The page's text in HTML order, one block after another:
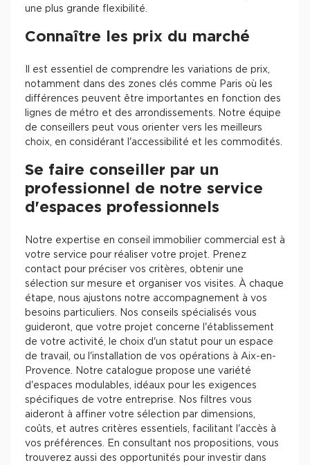
une plus grande flexibilité.
Connaître les prix du marché
Il est essentiel de comprendre les variations de prix,
notamment dans des zones clés comme Paris où les
différences peuvent être importantes en fonction des
lignes de métro et des arrondissements. Notre équipe
de conseillers peut vous orienter vers les meilleurs
choix, en considérant l'accessibilité et les commodités.
Se faire conseiller par un
professionnel de notre service
d'espaces professionnels
Notre expertise en conseil immobilier commercial est à
votre service pour réaliser votre projet. Prenez
contact pour préciser vos critères, obtenir une
sélection sur mesure et organiser vos visites. À chaque
étape, nous ajustons notre accompagnement à vos
besoins particuliers. Nos conseils spécialisés vous
guideront, que votre projet concerne l'établissement
de votre activité, le choix d'un statut pour un espace
de travail, ou l'installation de vos opérations à Aix-en-
Provence. Notre catalogue propose une variété
d'espaces modulables, idéaux pour les exigences
spécifiques de votre entreprise. Nos filtres vous
aideront à affiner votre sélection par dimensions,
coûts, et autres critères essentiels, facilitant l'accès à
vos préférences. En consultant nos propositions, vous
trouverez aussi des opportunités pour investir dans